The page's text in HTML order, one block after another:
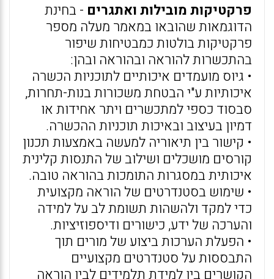
פרקטיקות מובילות ואתגרים - בחינת
הדוגמאות שהובאו במאמר מעלה מספר
פרקטיקות בולטות כמבטיחות שיפור
בהתכשרות להוראה ובהוראה ובהן:
• גיוס מועמדים איכותיים לתוכניות הכשרה
איכותיות ע"י הבטחת משכורות בנות-תחרות,
סבסוד כספי למתכשרים ויתר אחידות או
דמיון בעיצוב ובאיכות תוכניות ההכשרה.
• קישור בין תיאוריה למעשה באמצעות תכנון
קורסים מושכלים ושילוב של התנסות קלינית
איכותית במסגרות התומכות בהוראה טובה.
• שימוש בסטנדרטים של הוראה מקצועית
כדי למקד ולהשהות תשומת לב על למידה
והערכה של ידע, כישורים ודיספוזיציות.
• הפעלת הערכות ביצוע של מורים תוך
התבססות על סטנדרטים מקצועיים
הקושרים בין למידת תלמידים לבין הוראה